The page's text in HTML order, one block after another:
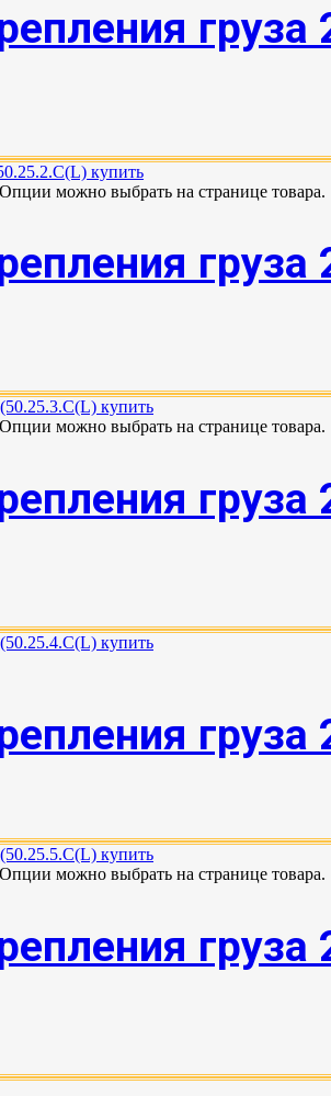
можно выбрать на странице товара.
можно выбрать на странице товара.
можно выбрать на странице товара.